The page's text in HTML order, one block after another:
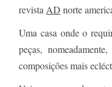
revista AD norte
Uma casa onde o
peças,
composições mais